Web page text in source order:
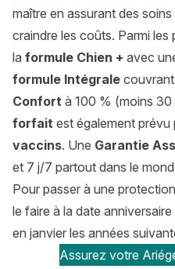
maître en assurant des soins
craindre les coûts. Parmi
la formule Chien + avec
formule Intégrale
Confort à 100 % (moins
forfait est également prévu
vaccins. Une Garantie
et 7 j/7 partout dans le
Pour passer à une
le faire à la date
en janvier les années
Assurez votre